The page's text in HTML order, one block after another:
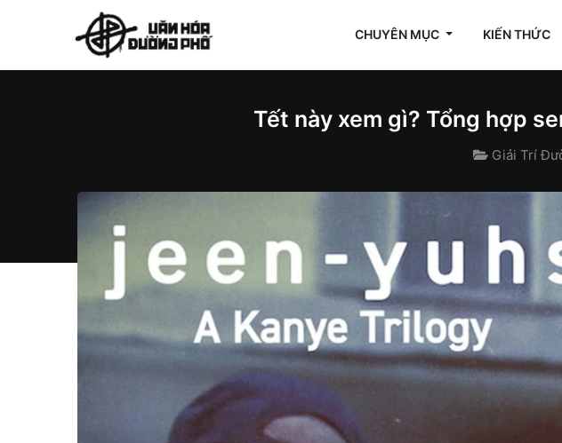
CHUYÊN MỤC KIẾN THỨC
Tết này xem gì? Tổng hợp
Giải Trí